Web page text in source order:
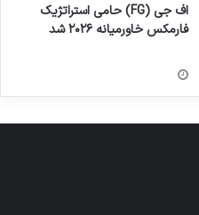
اف جی (FG) حامی استراتژیک
فارمکس خاورمیانه ۲۰۲۶ شد